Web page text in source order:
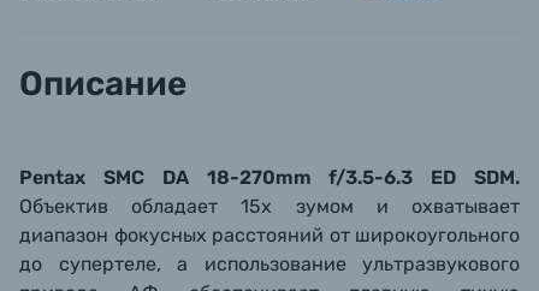
Описание
Pentax SMC DA 18-270mm f/3.5-6.3 ED SDM.
Объектив обладает 15х зумом и охватывает
диапазон фокусных расстояний от широкоугольного
до супертеле, а использование ультразвукового